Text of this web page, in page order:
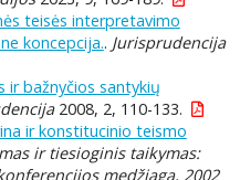
teisės interpretavimo
koncepcija.. Jurisprudencija
ir bažnyčios santykių
2008, 2, 110-133.
ir konstitucinio teismo
ir tiesioginis taikymas:
medžiaga, 2002